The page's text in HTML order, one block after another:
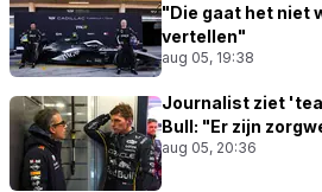
"Die gaat het niet
vertellen"
aug 05, 19:38
Journalist ziet
Bull: "Er zijn
aug 05, 20:36